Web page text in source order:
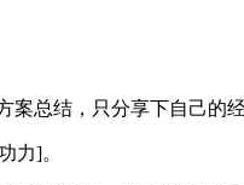
总结，只分享下自己的经
力]。